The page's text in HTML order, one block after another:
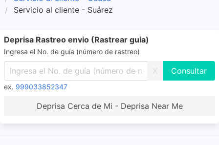
Servicio al cliente - Suárez
Deprisa Rastreo envio (Rastrear guia)
Ingresa el No. de guía (número de rastreo)
X
ex. 999033852347
Deprisa Cerca de Mi - Deprisa Near Me